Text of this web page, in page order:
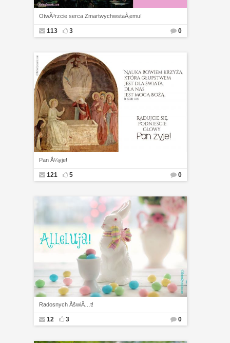
OtwÃ³rzcie serca ZmartwychwstaÅ‚emu!
113 3 0
Pan Å¼yje!
121 5 0
Radosnych ÅšwiÄ…t!
12 3 0